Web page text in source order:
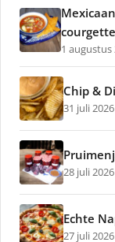
courgette
1 augustus
Chip &
31 juli 2026
28 juli 2026
Echte
27 juli 2026